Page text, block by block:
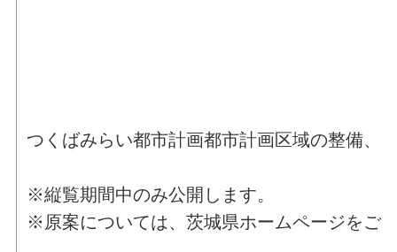
つくばみらい都市計画都市計画区域の整備、
※縦覧期間中のみ公開します。
※原案については、茨城県ホームページをご